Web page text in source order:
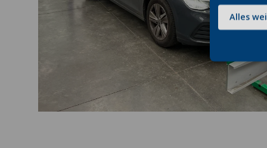
Alles